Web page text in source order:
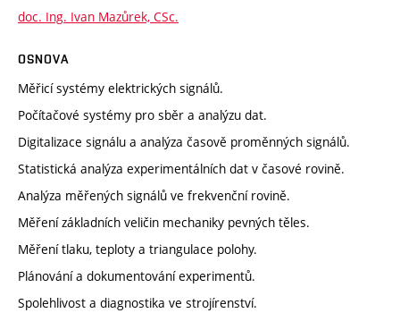
doc. Ing. Ivan Mazůrek, CSc.
OSNOVA
Měřicí systémy elektrických signálů.
Počítačové systémy pro sběr a analýzu dat.
Digitalizace signálu a analýza časově proměnných signálů.
Statistická analýza experimentálních dat v časové rovině.
Analýza měřených signálů ve frekvenční rovině.
Měření základních veličin mechaniky pevných těles.
Měření tlaku, teploty a triangulace polohy.
Plánování a dokumentování experimentů.
Spolehlivost a diagnostika ve strojírenství.